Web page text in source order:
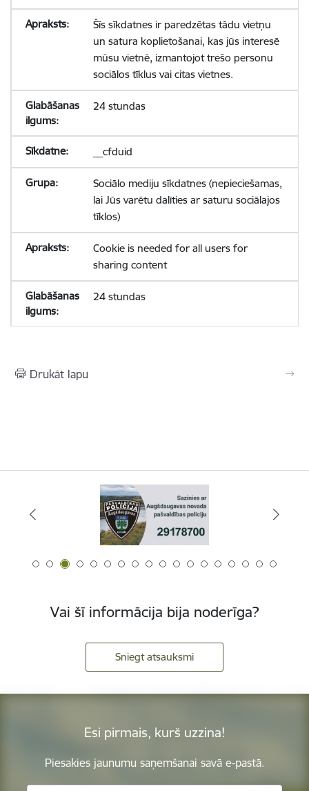
Šīs sīkdatnes ir paredzētas tādu vietņu
un satura koplietošanai, kas jūs interesē
mūsu vietnē, izmantojot trešo personu
sociālos tīklus vai citas vietnes.
24 stundas
__cfduid
Sociālo mediju sīkdatnes (nepieciešamas,
lai Jūs varētu dalīties ar saturu sociālajos
tīklos)
Cookie is needed for all users for
sharing content
24 stundas
Drukāt lapu
Vai šī informācija bija noderīga?
Sniegt atsauksmi
Esi pirmais, kurš uzzina!
Piesakies jaunumu saņemšanai savā e-pastā.